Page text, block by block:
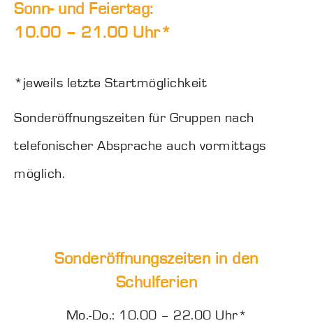
Sonn- und Feiertag:
10.00 – 21.00 Uhr*
*jeweils letzte Startmöglichkeit
Sonderöffnungszeiten für Gruppen nach
telefonischer Absprache auch vormittags
möglich.
Sonderöffnungszeiten in den
Schulferien
Mo.-Do.: 10.00 – 22.00 Uhr*